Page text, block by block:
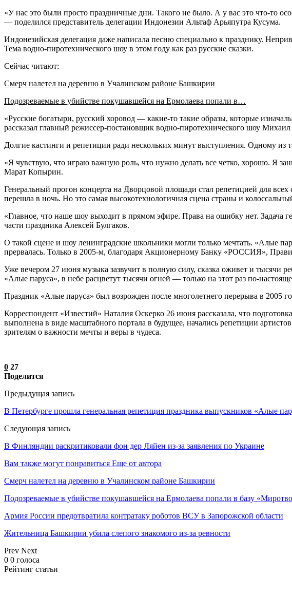
«У нас это были просто праздничные дни. Такого не было. А у вас это что-то
— поделился представитель делегации Индонезии Альтаф Арьяпутра Кусума.
Индонезийская делегация даже написала песню специально к празднику.
Тема водно-пиротехнического шоу в этом году как раз русские сказки.
Сейчас читают:
Смерч налетел на деревню в Учалинском районе Башкирии
Подозреваемые в убийстве покушавшейся на Ермолаева попали в…
«Русские богатыри, русский хоровод — какие-то такие образы, которые
рассказал главный режиссер-постановщик водно-пиротехнического шоу
Долгие кастинги и репетиции ради нескольких минут выступления. Одному
«Я чувствую, что играю важную роль, что нужно делать все четко, хорошо. Я
Марат Копырин.
Генеральный прогон концерта на Дворцовой площади стал репетицией для
перешла в ночь. Но это самая высокотехнологичная сцена страны и
«Главное, что наше шоу выходит в прямом эфире. Права на ошибку нет. Задача
части праздника Алексей Булгаков.
О такой сцене и шоу ленинградские школьники могли только мечтать. «Алые
прервалась. Только в 2005-м, благодаря Акционерному Банку «РОССИЯ»,
Уже вечером 27 июня музыка зазвучит в полную силу, сказка оживет и тысячи
«Алые паруса», в небе расцветут тысячи огней — только на этот раз по-
Праздник «Алые паруса» был возрожден после многолетнего перерыва в
Корреспондент «Известий» Наталия Оскерко 26 июня рассказала, что
выполнена в виде масштабного портала в будущее, начались репетиции
зрителям о важности мечты и веры в чудеса.
0 27
Поделится
Предыдущая запись
В Петербурге прошла генеральная репетиция праздника выпускников «Алые
Следующая запись
В Финляндии раскритиковали фон дер Ляйен из-за заявления по Украине
Вам также могут понравиться Еще от автора
Смерч налетел на деревню в Учалинском районе Башкирии
Подозреваемые в убийстве покушавшейся на Ермолаева попали в базу
Армия России предотвратила контратаку роботов ВСУ в Запорожской области
Жительница Башкирии убила слепого знакомого из-за ревности
Prev Next
0 0 голоса
Рейтинг статьи